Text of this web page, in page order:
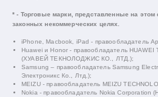
* - Торговые марки, представленные на этом
законных некоммерческих целях.
iPhone, Macbook, iPad - правообладатель
Huawei и Honor - правообладатель HUAWEI
(ХУАВЕЙ ТЕКНОЛОДЖИС КО., ЛТД.);
Samsung – правообладатель Samsung
Электроникс Ко., Лтд.);
MEIZU - правообладатель MEIZU
Nokia - правообладатель Nokia Corporation